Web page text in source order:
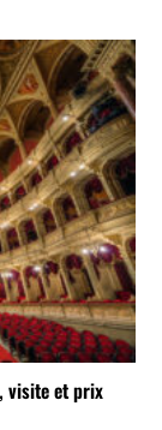
visite et prix